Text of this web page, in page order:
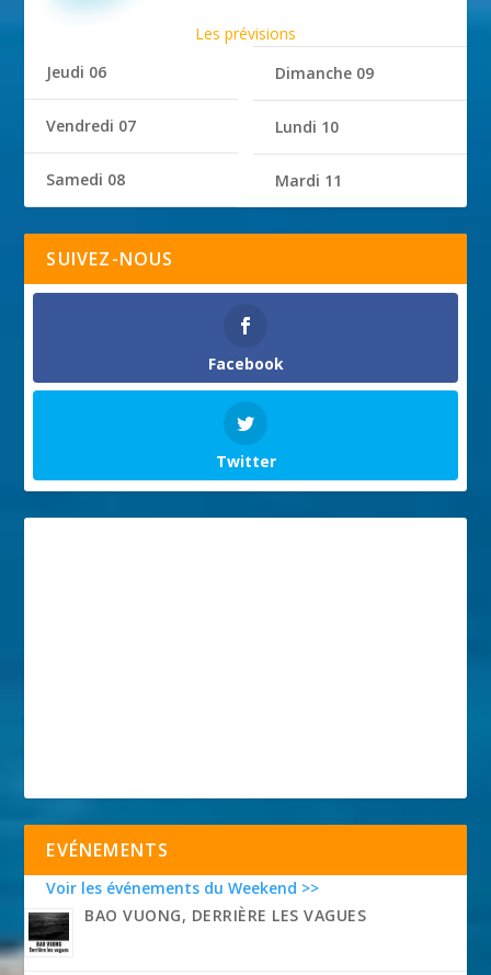
Les prévisions
Jeudi 06
Vendredi 07
Samedi 08
Dimanche 09
Lundi 10
Mardi 11
SUIVEZ-NOUS
Facebook
Twitter
EVÉNEMENTS
Voir les événements du Weekend >>
BAO VUONG, DERRIÈRE LES VAGUES